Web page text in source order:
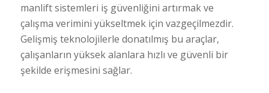
manlift sistemleri iş güvenliğini artırmak ve
çalışma verimini yükseltmek için vazgeçilmezdir.
Gelişmiş teknolojilerle donatılmış bu araçlar,
çalışanların yüksek alanlara hızlı ve güvenli bir
şekilde erişmesini sağlar.